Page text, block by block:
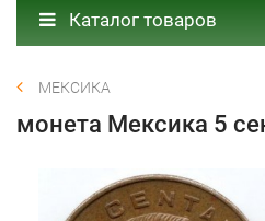
Каталог товаров
МЕКСИКА
монета Мексика 5